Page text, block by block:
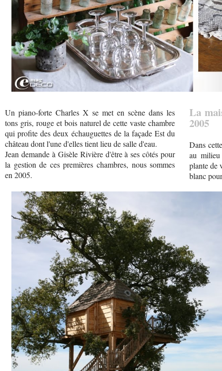
Un piano-forte Charles X se met en scène dans les
tons gris, rouge et bois naturel de cette vaste chambre
qui profite des deux échauguettes de la façade Est du
château dont l'une d'elles tient lieu de salle d'eau.
Jean demande à Gisèle Rivière d'être à ses côtés pour
la gestion de ces premières chambres, nous sommes
en 2005.
La
2005
Dans
au
plante de
blanc